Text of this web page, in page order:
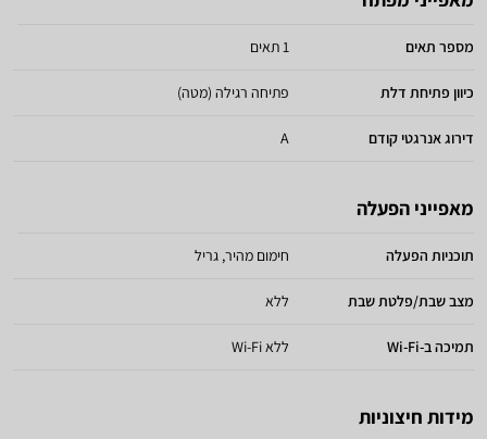
מספר תאים 1 תאים
כיוון פתיחת דלת פתיחה רגילה (מטה)
דירוג אנרגטי קודם A
מאפייני הפעלה
תוכניות הפעלה חימום מהיר, גריל
מצב שבת/פלטת שבת ללא
תמיכה ב-Wi-Fi ללא Wi-Fi
מידות חיצוניות